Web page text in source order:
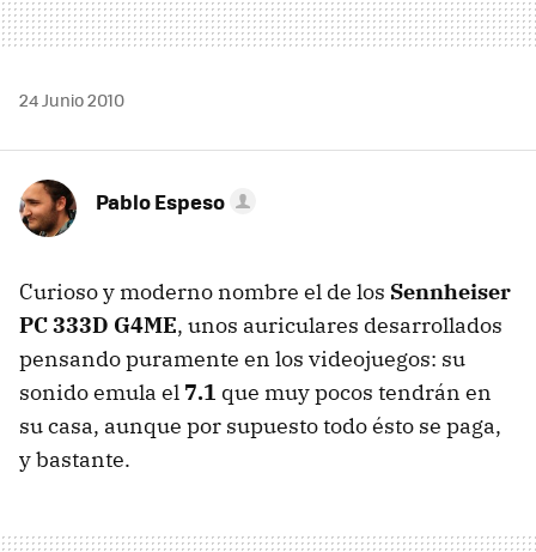
24 Junio 2010
Pablo Espeso
Curioso y moderno nombre el de los Sennheiser
PC 333D G4ME, unos auriculares desarrollados
pensando puramente en los videojuegos: su
sonido emula el 7.1 que muy pocos tendrán en
su casa, aunque por supuesto todo ésto se paga,
y bastante.